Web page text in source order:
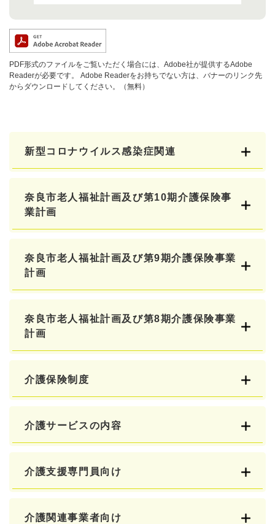
PDF形式のファイルをご覧いただく場合には、Adobe社が提供するAdobe
Readerが必要です。
Adobe Readerをお持ちでない方は、バナーのリンク先
からダウンロードしてください。（無料）
新型コロナウイルス感染症関連
奈良市老人福祉計画及び第10期介護保険事
業計画
奈良市老人福祉計画及び第9期介護保険事業
計画
奈良市老人福祉計画及び第8期介護保険事業
計画
介護保険制度
介護サービスの内容
介護支援専門員向け
介護関連事業者向け